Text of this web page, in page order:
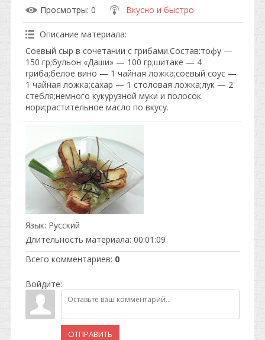
Просмотры: 0 Вкусно и быстро
Описание материала:
Соевый сыр в сочетании с грибами.Состав:тофу —
150 гр;бульон «Даши» — 100 гр;шитаке — 4
гриба;белое вино — 1 чайная ложка;соевый соус —
1 чайная ложка;сахар — 1 столовая ложка;лук — 2
стебля;немного кукурузной муки и полосок
нори;растительное масло по вкусу.
Язык: Русский
Длительность материала: 00:01:09
Всего комментариев: 0
Войдите:
ОТПРАВИТЬ